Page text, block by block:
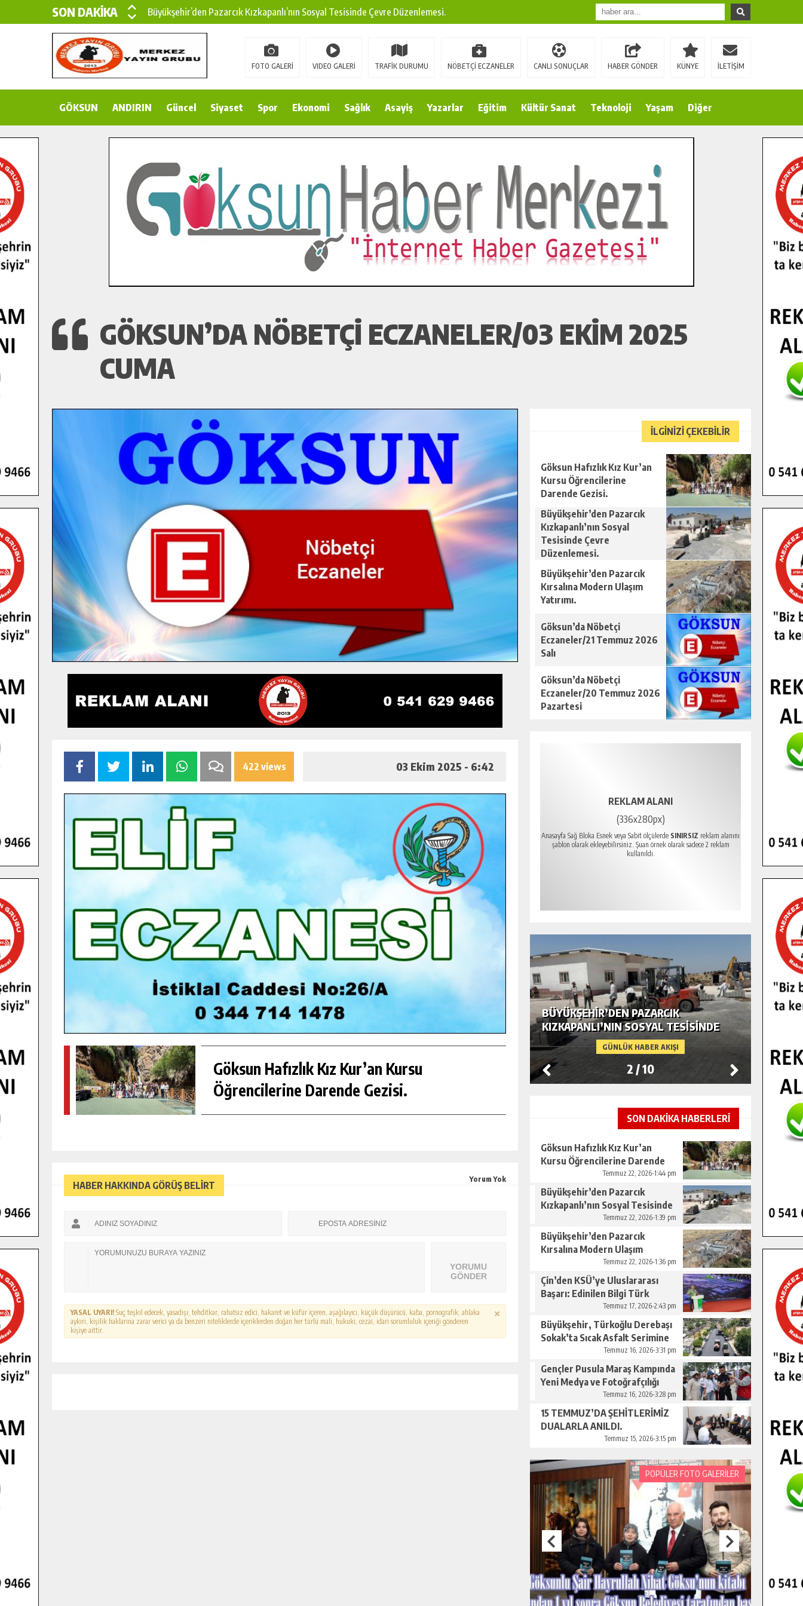
SON DAKİKA
Büyükşehir’den Pazarcık Kızkapanlı’nın Sosyal Tesisinde Çevre Düzenlemesi.
Büyükşehir’den Pazarcık Kırsalına Modern Ulaşım Yatırımı.
Çin’den KSÜ’ye Uluslararası Başarı: Edinilen Bilgi Türk Tarımına Katkı Sağlayacak.
Gençler Pusula Maraş Kampında Yeni Medya ve Fotoğrafçılığı Keşfetti.
İlçe Jandarma Komutanı Karakaya’dan Başkan Cüce’ye Veda Ziyareti.
Bertiz’in Yeni Köprüsünde Sona Doğru.
FOTO GALERİ VIDEO GALERİ TRAFİK DURUMU NÖBETÇİ ECZANELER CANLI SONUÇLAR HABER GÖNDER KÜNYE İLETİŞİM
GÖKSUN ANDIRIN Güncel Siyaset Spor Ekonomi Sağlık Asayiş Yazarlar Eğitim Kültür Sanat Teknoloji Yaşam Diğer
GÖKSUN’DA NÖBETÇI ECZANELER/03 EKIM 2025
CUMA
422 views 03 Ekim 2025 - 6:42
Göksun Hafızlık Kız Kur’an Kursu
Öğrencilerine Darende Gezisi.
HABER HAKKINDA GÖRÜŞ BELİRT
Yorum Yok
YORUMU
GÖNDER
YASAL UYARI! Suç teşkil edecek, yasadışı, tehditkar, rahatsız edici, hakaret ve küfür içeren, aşağılayıcı, küçük düşürücü, kaba, pornografik, ahlaka
aykırı, kişilik haklarına zarar verici ya da benzeri niteliklerde içeriklerden doğan her türlü mali, hukuki, cezai, idari sorumluluk içeriği gönderen
kişiye aittir.
İLGİNİZİ ÇEKEBİLİR
Göksun Hafızlık Kız Kur’an
Kursu Öğrencilerine
Darende Gezisi.
Büyükşehir’den Pazarcık
Kızkapanlı’nın Sosyal
Tesisinde Çevre
Düzenlemesi.
Büyükşehir’den Pazarcık
Kırsalına Modern Ulaşım
Yatırımı.
Göksun’da Nöbetçi
Eczaneler/21 Temmuz 2026
Salı
Göksun’da Nöbetçi
Eczaneler/20 Temmuz 2026
Pazartesi
REKLAM ALANI
(336x280px)
Anasayfa Sağ Bloka Esnek veya Sabit ölçülerde SINIRSIZ reklam alanını
şablon olarak ekleyebilirsiniz. Şuan örnek olarak sadece 2 reklam
kullanıldı.
GÜNLÜK HABER AKIŞI
GENÇLER PUSULA MARAŞ KAMPINDA
YENI MEDYA VE FOTOĞRAFÇILIĞI
GÜNLÜK HABER AKIŞI
GÖKSUN HAFIZLIK KIZ KUR’AN KURSU
GÜNLÜK HABER AKIŞI
BÜYÜKŞEHIR’DEN PAZARCIK
KIZKAPANLI’NIN SOSYAL TESISINDE
ÇEVRE DÜZENLEMESI.
2 /10
SON DAKİKA HABERLERİ
Göksun Hafızlık Kız Kur’an
Kursu Öğrencilerine Darende
Temmuz 22, 2026-1:44 pm
Büyükşehir’den Pazarcık
Kızkapanlı’nın Sosyal Tesisinde
Çevre Düzenlemesi.Temmuz 22, 2026-1:39 pm
Büyükşehir’den Pazarcık
Kırsalına Modern Ulaşım
Temmuz 22, 2026-1:36 pm
Çin’den KSÜ’ye Uluslararası
Başarı: Edinilen Bilgi Türk
Tarımına Katkı Sağlayacak.
Temmuz 17, 2026-2:43 pm
Büyükşehir, Türkoğlu Derebaşı
Sokak’ta Sıcak Asfalt Serimine
Temmuz 16, 2026-3:31 pm
Gençler Pusula Maraş Kampında
Yeni Medya ve Fotoğrafçılığı
Temmuz 16, 2026-3:28 pm
15 TEMMUZ’DA ŞEHİTLERİMİZ
DUALARLA ANILDI.
Temmuz 15, 2026-3:15 pm
POPÜLER FOTO GALERİLER